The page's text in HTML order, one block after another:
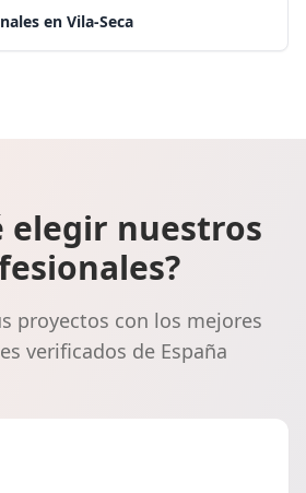
en Vila-Seca
elegir nuestros
proyectos con los mejores
verificados de España